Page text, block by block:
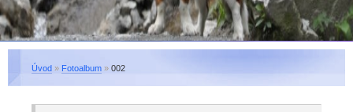
Úvod » Fotoalbum » 002